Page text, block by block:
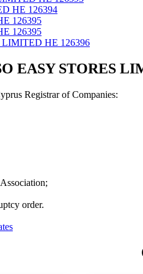
ΗΕ 126394
126395
126395
LIMITED ΗΕ 126396
EASY STORES
Registrar of Companies:
order.